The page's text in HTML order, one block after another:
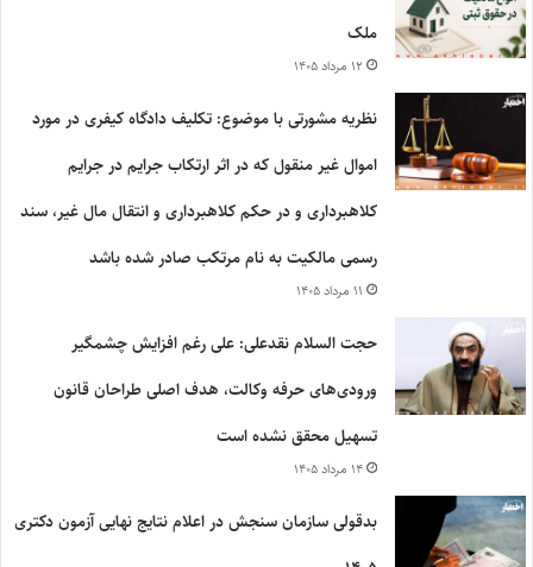
ملک
۱۲ مرداد ۱۴۰۵
نظریه مشورتی با موضوع: تکلیف دادگاه کیفری در مورد
اموال غیر منقول که در اثر ارتکاب جرایم در جرایم
کلاهبرداری و در حکم کلاهبرداری و انتقال مال غیر، سند
رسمی مالکیت به نام مرتکب صادر شده باشد
۱۱ مرداد ۱۴۰۵
حجت السلام نقدعلی: علی رغم افزایش چشمگیر
ورودی‌های حرفه وکالت، هدف اصلی طراحان قانون
تسهیل محقق نشده است
۱۴ مرداد ۱۴۰۵
بدقولی سازمان سنجش در اعلام نتایج نهایی آزمون دکتری